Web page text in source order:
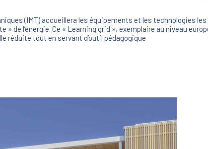
(IMT) accueillera les équipements et les technologies les
» de l’énergie. Ce « Learning grid », exemplaire au niveau
réduite tout en servant d’outil pédagogique